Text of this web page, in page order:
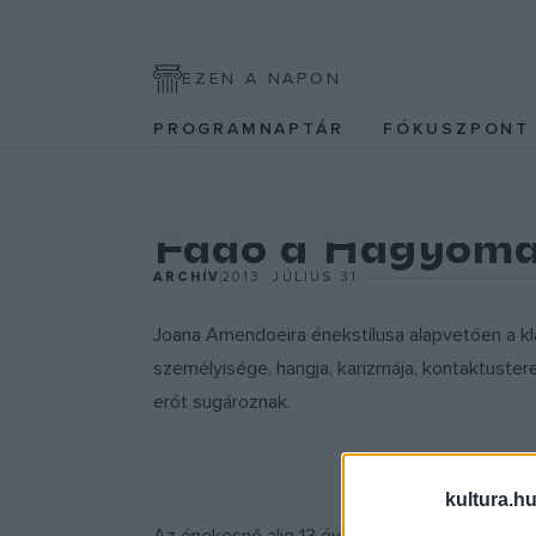
EZEN A NAPON
PROGRAMNAPTÁR FÓKUSZPONT
Fado a
ARCHÍV2013. JÚLIUS 31.
Joana Amendoeira énekstílusa alapvetően a
személyisége, hangja, karizmája,
erőt sugároznak.